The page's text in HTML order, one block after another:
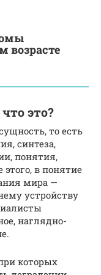
возрасте
это?
то есть
синтеза,
понятия,
в понятие
мира —
устройству
наглядно-
которых